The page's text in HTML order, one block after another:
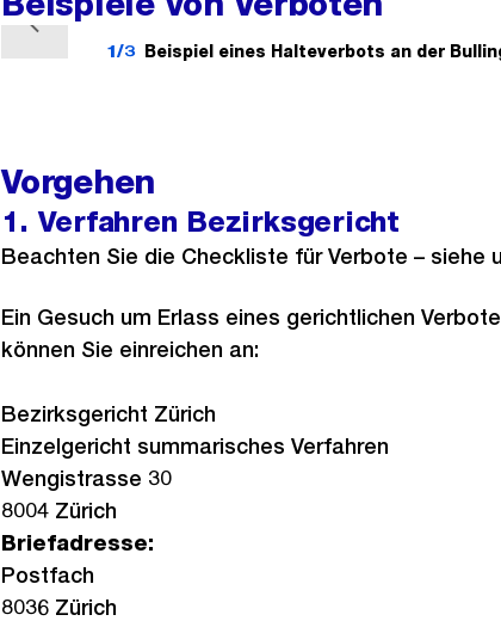
e
r
i
g
s
1/3 Beispiel eines Halteverbots an der
Vorgehen
1. Verfahren Bezirksgericht
Beachten Sie die Checkliste für Verbote – siehe
Ein Gesuch um Erlass eines gerichtlichen
können Sie einreichen an:
Bezirksgericht Zürich
Einzelgericht summarisches Verfahren
Wengistrasse 30
8004 Zürich
Briefadresse:
Postfach
8036 Zürich